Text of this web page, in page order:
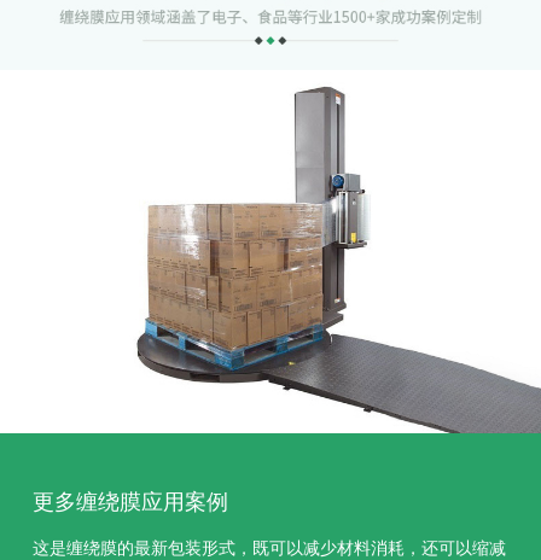
更多缠绕膜应用案例
这是缠绕膜的最新包装形式，既可以减少材料消耗，还可以缩减